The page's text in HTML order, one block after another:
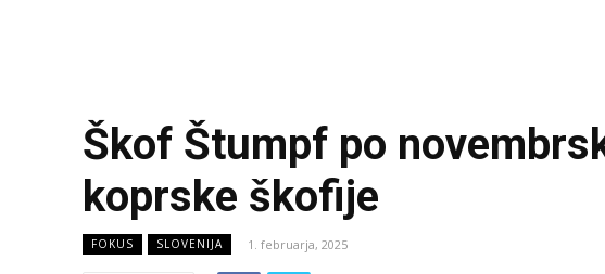
Škof Štumpf po
koprske škofije
FOKUS SLOVENIJA 1. februarja, 2025